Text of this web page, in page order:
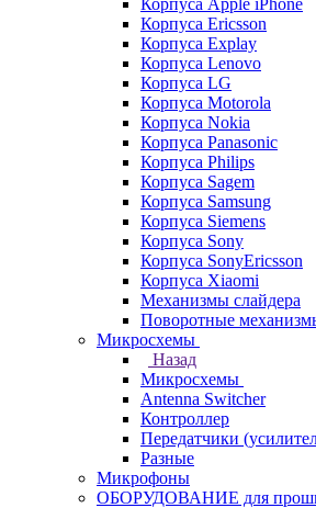
Корпуса Apple iPhone
Корпуса Ericsson
Корпуса Explay
Корпуса Lenovo
Корпуса LG
Корпуса Motorola
Корпуса Nokia
Корпуса Panasonic
Корпуса Philips
Корпуса Sagem
Корпуса Samsung
Корпуса Siemens
Корпуса Sony
Корпуса SonyEricsson
Корпуса Xiaomi
Механизмы слайдера
Поворотные
Микросхемы
Назад
Микросхемы
Antenna Switcher
Контроллер
Передатчики
Разные
Микрофоны
ОБОРУДОВАНИЕ для